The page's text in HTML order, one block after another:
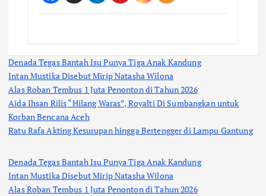
Denada Tegas Bantah Isu Punya Tiga Anak Kandung
Intan Mustika Disebut Mirip Natasha Wilona
Alas Roban Tembus 1 Juta Penonton di Tahun 2026
Aida Ihsan Rilis “Hilang Waras”, Royalti Di Sumbangkan untuk
Korban Bencana Aceh
Ratu Rafa Akting Kesurupan hingga Bertengger di Lampu Gantung
Denada Tegas Bantah Isu Punya Tiga Anak Kandung
Intan Mustika Disebut Mirip Natasha Wilona
Alas Roban Tembus 1 Juta Penonton di Tahun 2026